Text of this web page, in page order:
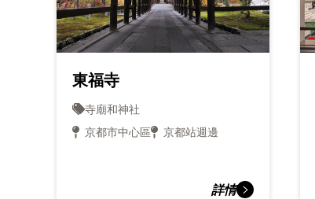
東福寺
寺廟和神社
京都市中心區
京都站週邊
詳情